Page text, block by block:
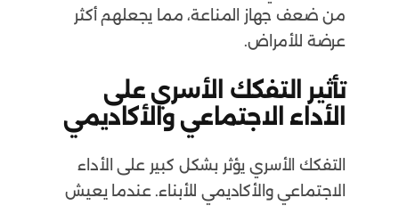
من ضعف جهاز المناعة، مما يجعلهم أكثر
عرضة للأمراض.
تأثير التفكك الأسري على
الأداء الاجتماعي والأكاديمي
التفكك الأسري يؤثر بشكل كبير على الأداء
الاجتماعي والأكاديمي للأبناء. عندما يعيش